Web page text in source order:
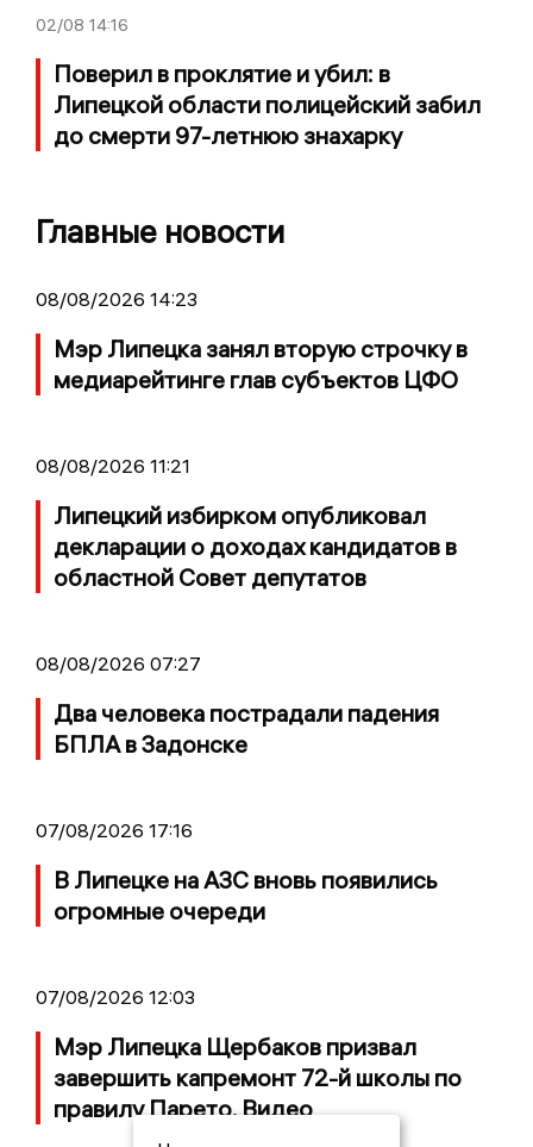
02/08 14:16
Поверил в проклятие и убил: в
Липецкой области полицейский забил
до смерти 97-летнюю знахарку
Главные новости
08/08/2026 14:23
Мэр Липецка занял вторую строчку в
медиарейтинге глав субъектов ЦФО
08/08/2026 11:21
Липецкий избирком опубликовал
декларации о доходах кандидатов в
областной Совет депутатов
08/08/2026 07:27
Два человека пострадали падения
БПЛА в Задонске
07/08/2026 17:16
В Липецке на АЗС вновь появились
огромные очереди
07/08/2026 12:03
Мэр Липецка Щербаков призвал
завершить капремонт 72-й школы по
правилу Парето. Видео